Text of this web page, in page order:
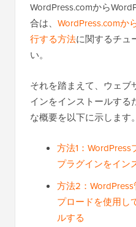
WordPress.comから
合は、 WordPress.comか
行する方法に関するチュ
い。
それを踏まえて、ウェブ
インをインストールす
な概要を以下に示します。
方法1：
プラグインをイン
方法2：
プロードを使用し
ルする